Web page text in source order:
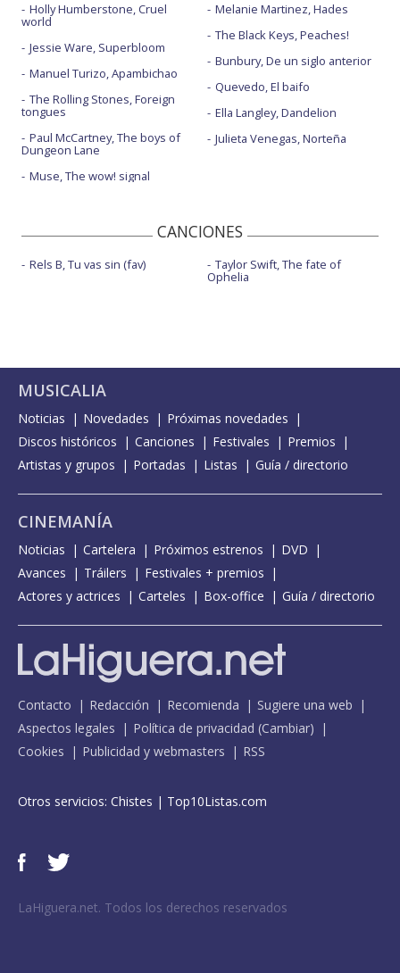
Holly Humberstone, Cruel
world
Jessie Ware, Superbloom
Manuel Turizo, Apambichao
The Rolling Stones, Foreign
tongues
Paul McCartney, The boys of
Dungeon Lane
Muse, The wow! signal
Melanie Martinez, Hades
The Black Keys, Peaches!
Bunbury, De un siglo anterior
Quevedo, El baifo
Ella Langley, Dandelion
Julieta Venegas, Norteña
CANCIONES
Rels B, Tu vas sin (fav) Taylor Swift, The fate of
Ophelia
MUSICALIA
Noticias Novedades
Próximas novedades
Discos históricos
Canciones Festivales
Premios
Artistas y grupos
Portadas Listas Guía / directorio
CINEMANÍA
Noticias Cartelera Próximos estrenos
DVD
Avances
Tráilers
Festivales + premios
Actores y actrices
Carteles Box-office Guía / directorio
Contacto Redacción Recomienda
Sugiere una web
Aspectos legales
Política de privacidad (Cambiar)
Cookies
Publicidad y webmasters RSS
Otros servicios: Chistes | Top10Listas.com
LaHiguera.net. Todos los derechos reservados